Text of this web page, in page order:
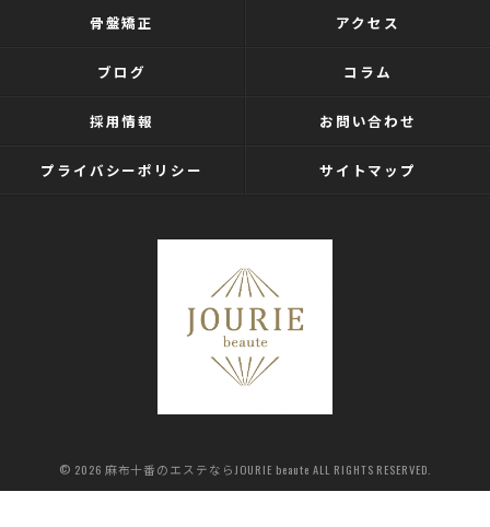
骨盤矯正 アクセス
ブログ コラム
採用情報 お問い合わせ
プライバシーポリシー サイトマップ
© 2026 麻布十番のエステならJOURIE beaute ALL RIGHTS RESERVED.